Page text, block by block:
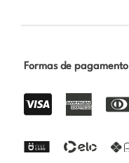
Formas de pagamento